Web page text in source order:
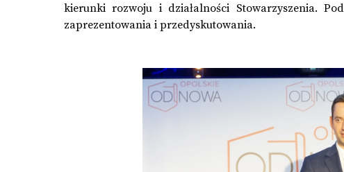
kierunki rozwoju i działalności Stowarzyszenia.
zaprezentowania i przedyskutowania.